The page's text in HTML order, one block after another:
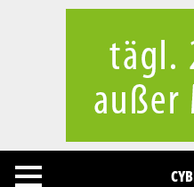
Cookies management panel